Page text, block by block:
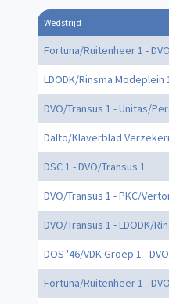
Wedstrijd
Fortuna/Ruitenheer 1 -
LDODK/Rinsma Modeplein
DVO/Transus 1 - Unitas/
Dalto/Klaverblad
DSC 1 - DVO/Transus 1
DVO/Transus 1 - PKC/
DVO/Transus 1 - LDODK/
DOS '46/VDK Groep 1 -
Fortuna/Ruitenheer 1 -